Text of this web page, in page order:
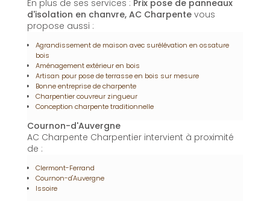
En plus de ses services : Prix pose de panneaux
d'isolation en chanvre, AC Charpente vous
propose aussi :
Agrandissement de maison avec surélévation en ossature
bois
Aménagement extérieur en bois
Artisan pour pose de terrasse en bois sur mesure
Bonne entreprise de charpente
Charpentier couvreur zingueur
Conception charpente traditionnelle
Cournon-d'Auvergne
AC Charpente Charpentier intervient à proximité
de :
Clermont-Ferrand
Cournon-d'Auvergne
Issoire